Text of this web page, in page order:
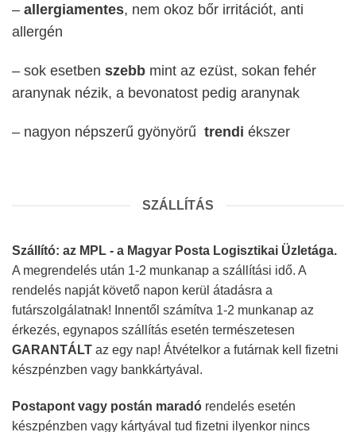
– allergiamentes, nem okoz bőr irritációt, anti
allergén
– sok esetben szebb mint az ezüst, sokan fehér
aranynak nézik, a bevonatost pedig aranynak
– nagyon népszerű gyönyörű trendi ékszer
SZÁLLÍTÁS
Szállító: az MPL - a Magyar Posta Logisztikai Üzletága.
A megrendelés után 1-2 munkanap a szállítási idő. A
rendelés napját követő napon kerül átadásra a
futárszolgálatnak! Innentől számítva 1-2 munkanap az
érkezés, egynapos szállítás esetén természetesen
GARANTÁLTaz egy nap! Átvételkor a futárnak kell fizetni
készpénzben vagy bankkártyával.
Postapont vagy postán maradórendelés esetén
készpénzben vagy kártyával tud fizetni ilyenkor nincs